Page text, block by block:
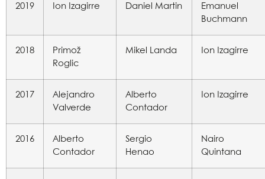
2019 Ion Izagirre Daniel Martin
Emanuel
Buchmann
2018
Primož
Roglic
Mikel Landa Ion Izagirre
2017
Alejandro
Valverde
Alberto
Contador
Ion Izagirre
2016
Alberto
Contador
Sergio
Henao
Nairo
Quintana